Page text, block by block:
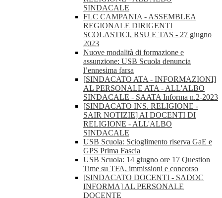
SINDACALE
FLC CAMPANIA - ASSEMBLEA
REGIONALE DIRIGENTI
SCOLASTICI, RSU E TAS - 27 giugno
2023
Nuove modalità di formazione e
assunzione: USB Scuola denuncia
l’ennesima farsa
[SINDACATO ATA - INFORMAZIONI]
AL PERSONALE ATA - ALL'ALBO
SINDACALE - SAATA Informa n.2-2023
[SINDACATO INS. RELIGIONE -
SAIR NOTIZIE] AI DOCENTI DI
RELIGIONE - ALL'ALBO
SINDACALE
USB Scuola: Scioglimento riserva GaE e
GPS Prima Fascia
USB Scuola: 14 giugno ore 17 Question
Time su TFA, immissioni e concorso
[SINDACATO DOCENTI - SADOC
INFORMA] AL PERSONALE
DOCENTE